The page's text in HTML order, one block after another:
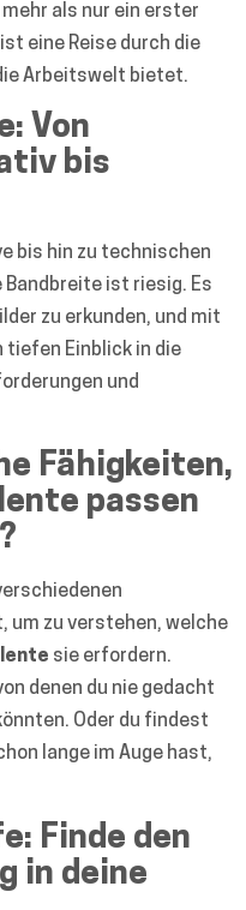
als nur ein erster
eine Reise durch die
Arbeitswelt bietet.
Von
bis
bis hin zu technischen
Bandbreite ist riesig. Es
zu erkunden, und mit
tiefen Einblick in die
und
Fähigkeiten,
passen
um zu verstehen, welche
sie erfordern.
denen du nie gedacht
Oder du findest
lange im Auge hast,
Finde den
in deine